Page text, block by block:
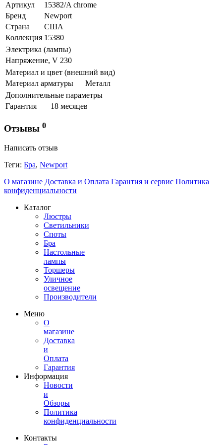
Артикул
15382/A chrome
Бренд
Newport
Страна
США
Коллекция 15380
Электрика (лампы)
Напряжение, V 230
Материал и цвет (внешний вид)
Материал арматуры
Металл
Дополнительные параметры
Гарантия
18 месяцев
Отзывы 0
Написать отзыв
Теги: Бра, Newport
О магазине Доставка и Оплата Гарантия и сервис Политика
конфиденциальности
Каталог
Люстры
Светильники
Споты
Бра
Настольные
лампы
Торшеры
Уличное
освещение
Производители
Меню
О
магазине
Доставка
и
Оплата
Гарантия
Информация
Новости
и
Обзоры
Политика
конфиденциальности
Контакты